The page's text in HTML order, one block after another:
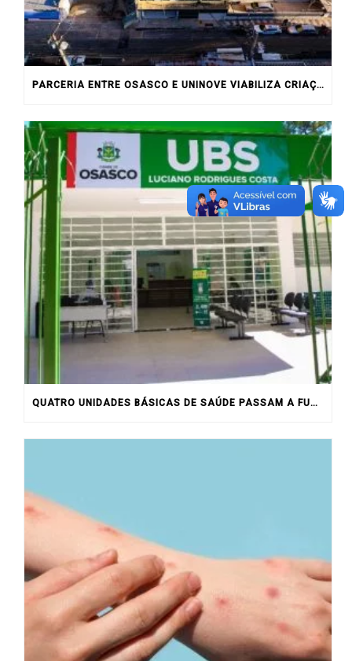
PARCERIA ENTRE OSASCO E UNINOVE VIABILIZA CRIAÇÃO DE CENTRO DE ESPECIALIDADES NO CENTRO
QUATRO UNIDADES BÁSICAS DE SAÚDE PASSAM A FUNCIONAR ATÉ AS 20H